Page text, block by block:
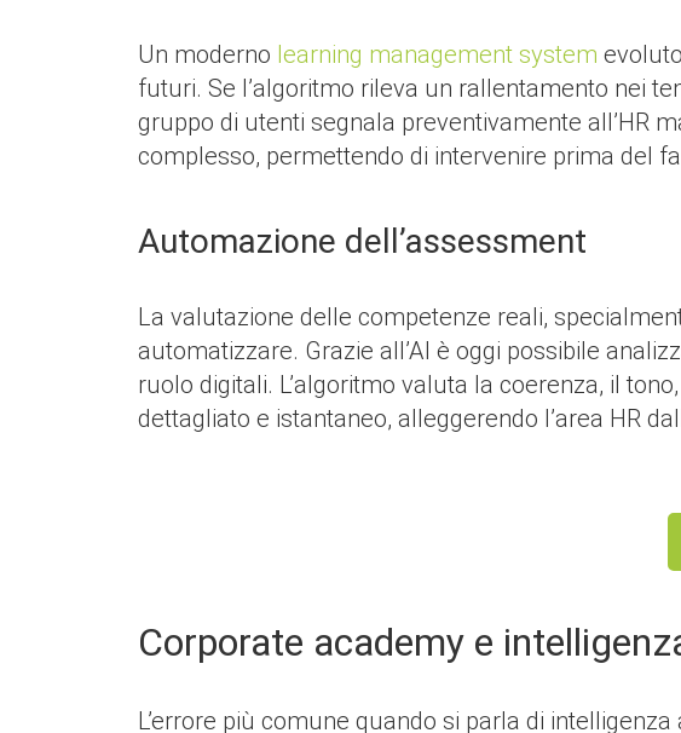
Un moderno learning management system
futuri. Se l’algoritmo rileva un rallentamento nei
gruppo di utenti segnala preventivamente all’HR
complesso, permettendo di intervenire prima del
Automazione dell’assessment
La valutazione delle competenze reali,
automatizzare. Grazie all’AI è oggi possibile
ruolo digitali. L’algoritmo valuta la coerenza, il
dettagliato e istantaneo, alleggerendo l’area HR
Corporate academy e
L’errore più comune quando si parla di